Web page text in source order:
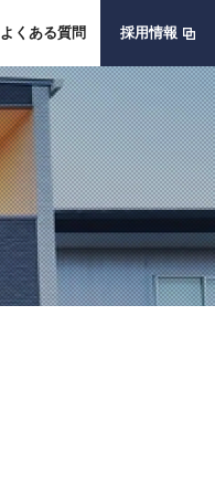
よくある質問 採用情報